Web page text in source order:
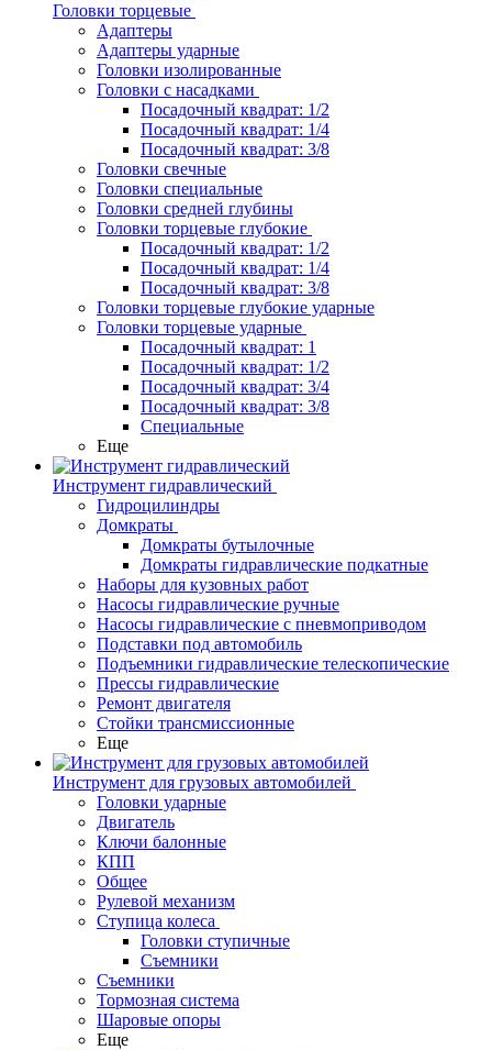
Головки торцевые
Адаптеры
Адаптеры ударные
Головки изолированные
Головки с насадками
Посадочный квадрат: 1/2
Посадочный квадрат: 1/4
Посадочный квадрат: 3/8
Головки свечные
Головки специальные
Головки средней глубины
Головки торцевые глубокие
Посадочный квадрат: 1/2
Посадочный квадрат: 1/4
Посадочный квадрат: 3/8
Головки торцевые глубокие ударные
Головки торцевые ударные
Посадочный квадрат: 1
Посадочный квадрат: 1/2
Посадочный квадрат: 3/4
Посадочный квадрат: 3/8
Специальные
Еще
Инструмент гидравлический
Гидроцилиндры
Домкраты
Домкраты бутылочные
Домкраты гидравлические подкатные
Наборы для кузовных работ
Насосы гидравлические ручные
Насосы гидравлические с пневмоприводом
Подставки под автомобиль
Подъемники гидравлические телескопические
Прессы гидравлические
Ремонт двигателя
Стойки трансмиссионные
Еще
Инструмент для грузовых автомобилей
Головки ударные
Двигатель
Ключи балонные
КПП
Общее
Рулевой механизм
Ступица колеса
Головки ступичные
Съемники
Съемники
Тормозная система
Шаровые опоры
Еще